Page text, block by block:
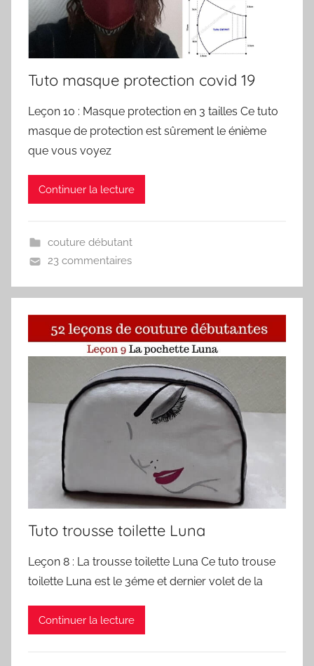
Tuto masque protection covid 19
Leçon 10 : Masque protection en 3 tailles Ce tuto
masque de protection est sûrement le énième
que vous voyez
Continuer la lecture
couture débutant
23 commentaires
Tuto trousse toilette Luna
Leçon 8 : La trousse toilette Luna Ce tuto trouse
toilette Luna est le 3éme et dernier volet de la
Continuer la lecture